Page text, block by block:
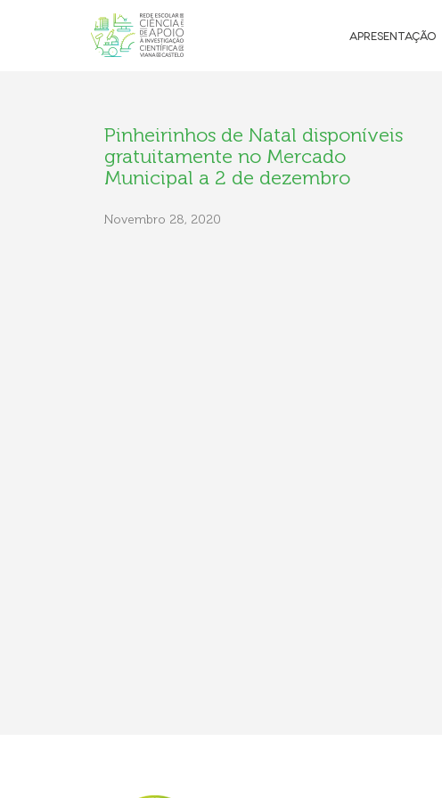
APRESENTAÇÃO
Pinheirinhos de Natal disponíveis
gratuitamente no Mercado
Municipal a 2 de dezembro
Novembro 28, 2020